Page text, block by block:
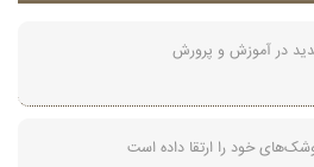
خود را ارتقا داده است